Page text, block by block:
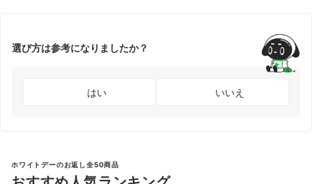
選び方は参考になりましたか？
はい いいえ
ホワイトデーのお返し全50商品